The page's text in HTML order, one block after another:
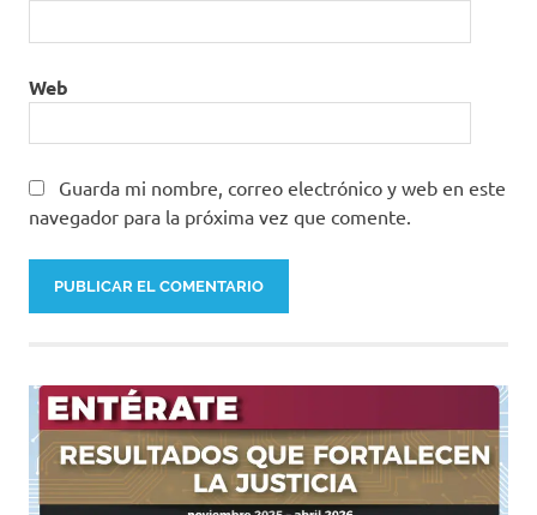
Web
Guarda mi nombre, correo electrónico y web en este
navegador para la próxima vez que comente.